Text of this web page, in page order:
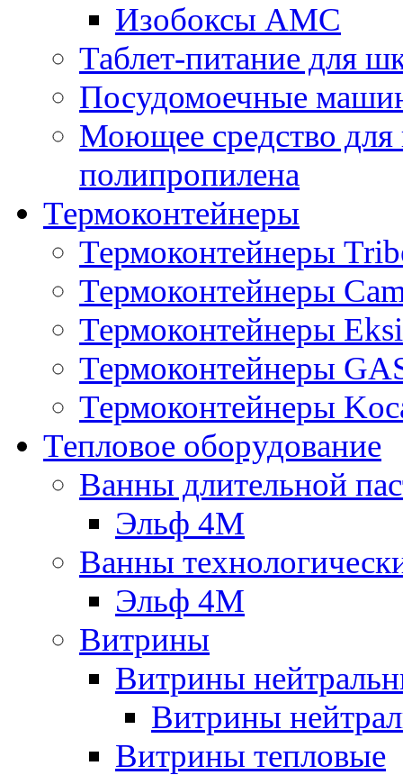
Изобоксы AMC
Таблет-питание для
Посудомоечные
Моющее средство для
полипропилена
Термоконтейнеры
Термоконтейнеры
Термоконтейнеры
Термоконтейнеры Eksi
Термоконтейнеры
Термоконтейнеры
Тепловое оборудование
Ванны длительной
Эльф 4М
Ванны
Эльф 4М
Витрины
Витрины
Витрины
Витрины тепловые